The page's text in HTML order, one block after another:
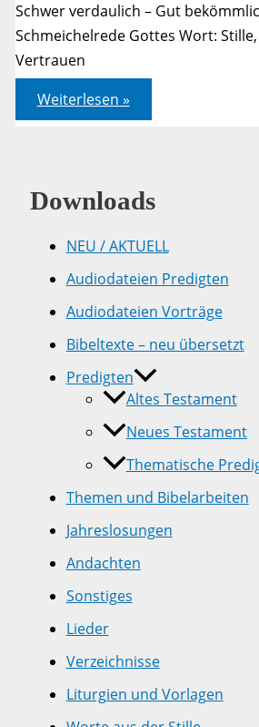
Schwer verdaulich – Gut
Schmeichelrede Gottes Wort:
Vertrauen
Jesaja
30,8-
17
Weiterlesen »
Downloads
NEU / AKTUELL
Audiodateien Predigten
Audiodateien Vorträge
Bibeltexte – neu übersetzt
Predigten
Altes Testament
Neues Testament
Thematische
Themen und Bibelarbeiten
Jahreslosungen
Andachten
Sonstiges
Lieder
Verzeichnisse
Liturgien und Vorlagen